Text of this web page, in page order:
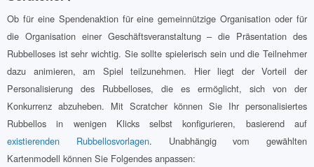
Ob für eine Spendenaktion für eine gemeinnützige Organisation oder für
die Organisation einer Geschäftsveranstaltung – die Präsentation des
Rubbelloses ist sehr wichtig. Sie sollte spielerisch sein und die Teilnehmer
dazu animieren, am Spiel teilzunehmen. Hier liegt der Vorteil der
Personalisierung des Rubbelloses, die es ermöglicht, sich von der
Konkurrenz abzuheben. Mit Scratcher können Sie Ihr personalisiertes
Rubbellos in wenigen Klicks selbst konfigurieren, basierend auf
existierenden Rubbellosvorlagen. Unabhängig vom gewählten
Kartenmodell können Sie Folgendes anpassen: